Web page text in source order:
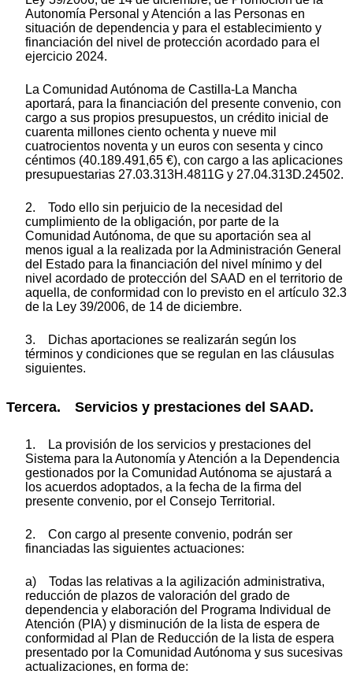
Autonomía Personal y Atención a las Personas en
situación de dependencia y para el establecimiento y
financiación del nivel de protección acordado para el
ejercicio 2024.
La Comunidad Autónoma de Castilla-La Mancha
aportará, para la financiación del presente convenio, con
cargo a sus propios presupuestos, un crédito inicial de
cuarenta millones ciento ochenta y nueve mil
cuatrocientos noventa y un euros con sesenta y cinco
céntimos (40.189.491,65 €), con cargo a las aplicaciones
presupuestarias 27.03.313H.4811G y 27.04.313D.24502.
2. Todo ello sin perjuicio de la necesidad del
cumplimiento de la obligación, por parte de la
Comunidad Autónoma, de que su aportación sea al
menos igual a la realizada por la Administración General
del Estado para la financiación del nivel mínimo y del
nivel acordado de protección del SAAD en el territorio de
aquella, de conformidad con lo previsto en el artículo 32.3
de la Ley 39/2006, de 14 de diciembre.
3. Dichas aportaciones se realizarán según los
términos y condiciones que se regulan en las cláusulas
siguientes.
Tercera. Servicios y prestaciones del SAAD.
1. La provisión de los servicios y prestaciones del
Sistema para la Autonomía y Atención a la Dependencia
gestionados por la Comunidad Autónoma se ajustará a
los acuerdos adoptados, a la fecha de la firma del
presente convenio, por el Consejo Territorial.
2. Con cargo al presente convenio, podrán ser
financiadas las siguientes actuaciones:
a) Todas las relativas a la agilización administrativa,
reducción de plazos de valoración del grado de
dependencia y elaboración del Programa Individual de
Atención (PIA) y disminución de la lista de espera de
conformidad al Plan de Reducción de la lista de espera
presentado por la Comunidad Autónoma y sus sucesivas
actualizaciones, en forma de: